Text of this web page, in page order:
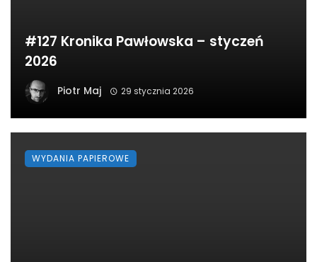
#127 Kronika Pawłowska – styczeń
2026
Piotr Maj 29 stycznia 2026
WYDANIA PAPIEROWE